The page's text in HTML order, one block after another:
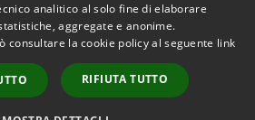
Copyright © 2026 • Comune di
Cassano All'Ionio • Powered by
Municipium•
Accesso
redazione
analitico al solo fine di elaborare
aggregate e anonime.
consultare la cookie policy al seguente link
RIFIUTA TUTTO